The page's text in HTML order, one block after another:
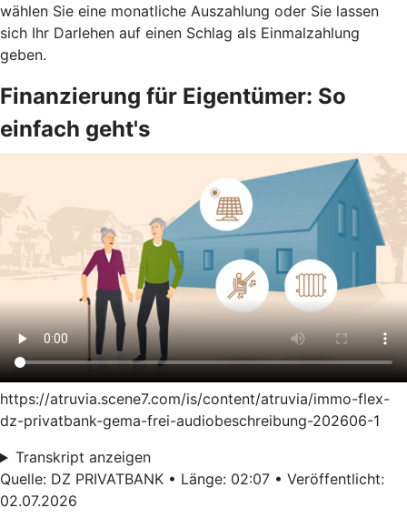
wählen Sie eine monatliche Auszahlung oder Sie lassen
sich Ihr Darlehen auf einen Schlag als Einmalzahlung
geben.
Finanzierung für Eigentümer: So
einfach geht's
https://atruvia.scene7.com/is/content/atruvia/immo-flex-
dz-privatbank-gema-frei-audiobeschreibung-202606-1
Transkript anzeigen
Quelle: DZ PRIVATBANK • Länge: 02:07 • Veröffentlicht:
02.07.2026